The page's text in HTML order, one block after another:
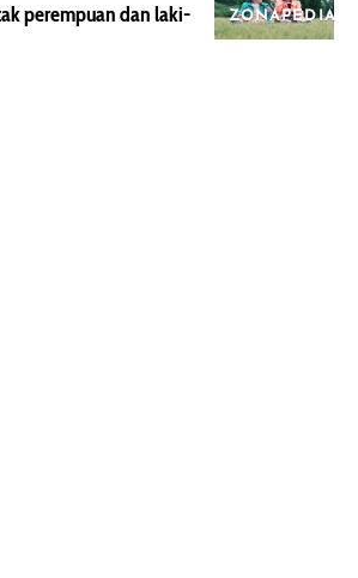
ZONAPEDIA
perempuan dan laki-